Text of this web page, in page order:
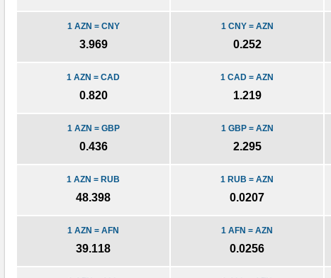
1 CNY = AZN
0.252
1 AZN = CNY
3.969
1 CAD = AZN
1.219
1 AZN = CAD
0.820
1 GBP = AZN
2.295
1 AZN = GBP
0.436
1 RUB = AZN
0.0207
1 AZN = RUB
48.398
1 AFN = AZN
0.0256
1 AZN = AFN
39.118